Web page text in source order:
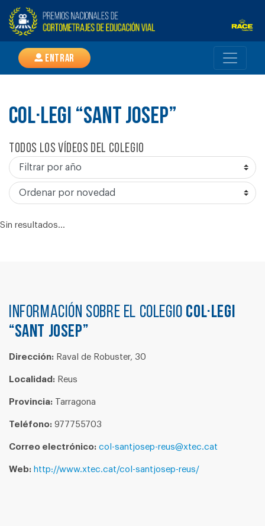
Entrar
COL·LEGI “SANT JOSEP”
Todos los vídeos del colegio
Sin resultados...
Información sobre el colegio COL·LEGI
“SANT JOSEP”
Dirección: Raval de Robuster, 30
Localidad: Reus
Provincia: Tarragona
Teléfono: 977755703
Correo electrónico: col-santjosep-reus@xtec.cat
Web: http://www.xtec.cat/col-santjosep-reus/